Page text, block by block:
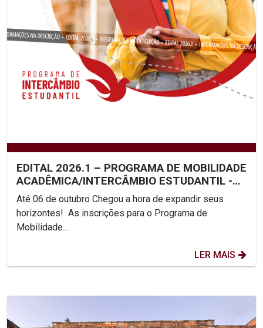
EDITAL 2026.1 – PROGRAMA DE MOBILIDADE
ACADÊMICA/INTERCÂMBIO ESTUDANTIL -
UNICAP
Até 06 de outubro Chegou a hora de expandir seus
horizontes! As inscrições para o Programa de
Mobilidade...
LER MAIS